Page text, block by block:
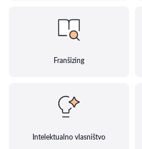
Franšizing
Intelektualno vlasništvo